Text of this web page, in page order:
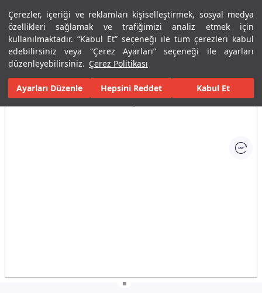
Çerezler, içeriği ve reklamları kişiselleştirmek, sosyal medya
özellikleri sağlamak ve trafiğimizi analiz etmek için
kullanılmaktadır. “Kabul Et” seçeneği ile tüm çerezleri kabul
edebilirsiniz veya “Çerez Ayarları” seçeneği ile ayarları
düzenleyebilirsiniz. Çerez Politikası
Ayarları Düzenle Hepsini Reddet Kabul Et
Menü Menü
Ana Sayfa Banyolar Duş Sistemleri Duş Barları Rain
Tüm Görseller(1)